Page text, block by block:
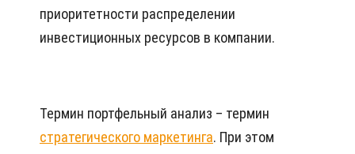
приоритетности распределении
инвестиционных ресурсов в компании.
Термин портфельный анализ – термин
стратегического маркетинга. При этом